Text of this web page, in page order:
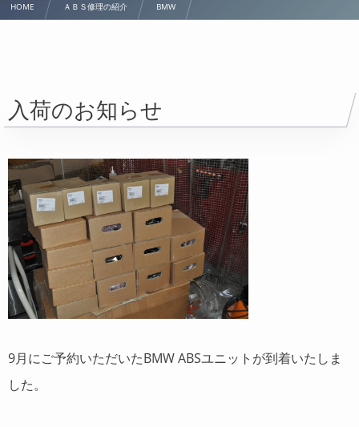
HOME ＡＢＳ修理の紹介 BMW
入荷のお知らせ
9月にご予約いただいたBMW ABSユニットが到着いたしま
した。